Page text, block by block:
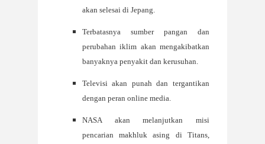
akan selesai di Jepang.
Terbatasnya sumber pangan dan
perubahan iklim akan mengakibatkan
banyaknya penyakit dan kerusuhan.
Televisi akan punah dan tergantikan
dengan peran online media.
NASA akan melanjutkan misi
pencarian makhluk asing di Titans,